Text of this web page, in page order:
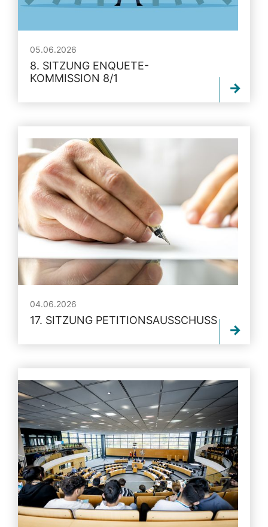
05.06.2026
8. SITZUNG ENQUETE-
KOMMISSION 8/1
04.06.2026
17. SITZUNG PETITIONSAUSSCHUSS